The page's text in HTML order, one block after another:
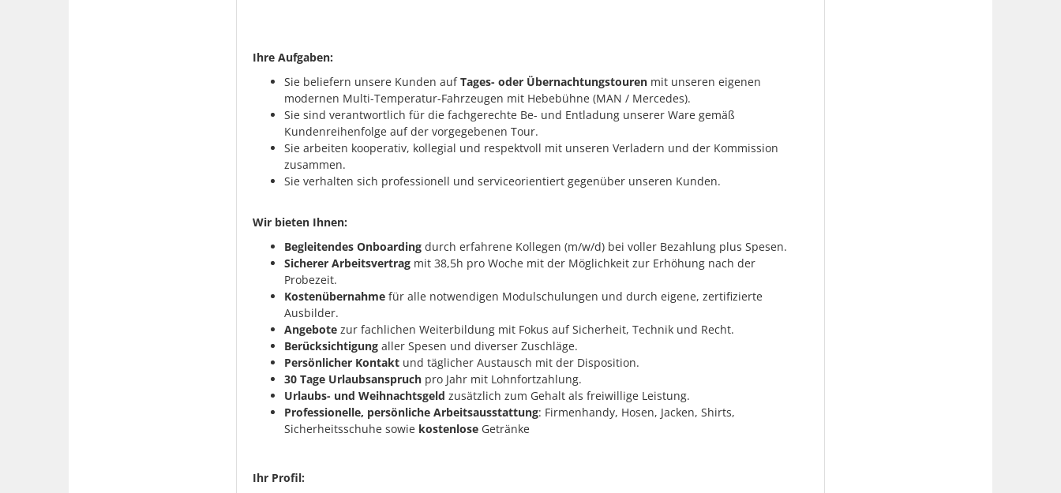
Ihre Aufgaben:
Sie beliefern unsere Kunden aufTages- oder Übernachtungstourenmit unseren eigenen
modernen Multi-Temperatur-Fahrzeugen mit Hebebühne (MAN / Mercedes).
Sie sind verantwortlich für die fachgerechte Be- und Entladung unserer Ware gemäß
Kundenreihenfolge auf der vorgegebenen Tour.
Sie arbeiten kooperativ, kollegial und respektvoll mit unseren Verladern und der Kommission
zusammen.
Sie verhalten sich professionell und serviceorientiert gegenüber unseren Kunden.
Wir bieten Ihnen:
Begleitendes Onboardingdurch erfahrene Kollegen (m/w/d) bei voller Bezahlung plus Spesen.
Sicherer Arbeitsvertragmit 38,5h pro Woche mit der Möglichkeit zur Erhöhung nach der
Probezeit.
Kostenübernahmefür alle notwendigen Modulschulungen und durch eigene, zertifizierte
Ausbilder.
Angebotezur fachlichen Weiterbildung mit Fokus auf Sicherheit, Technik und Recht.
Berücksichtigungaller Spesen und diverser Zuschläge.
Persönlicher Kontaktund täglicher Austausch mit der Disposition.
30 Tage Urlaubsanspruchpro Jahr mit Lohnfortzahlung.
Urlaubs- und Weihnachtsgeld zusätzlich zum Gehalt als freiwillige Leistung.
Professionelle, persönliche Arbeitsausstattung: Firmenhandy, Hosen, Jacken, Shirts,
Sicherheitsschuhe sowie kostenloseGetränke
Ihr Profil: